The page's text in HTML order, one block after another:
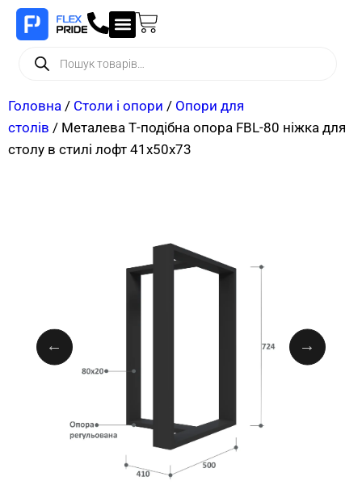
Головна / Столи і опори / Опори для
столів / Металева Т-подібна опора FBL-80 ніжка для
столу в стилі лофт 41х50х73